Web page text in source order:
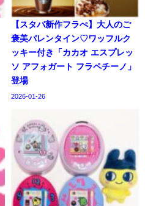
【スタバ新作フラぺ】大人のご
褒美バレンタイン♡ワッフルク
ッキー付き「カカオ エスプレッ
ソ アフォガート フラペチーノ」
登場
2026-01-26